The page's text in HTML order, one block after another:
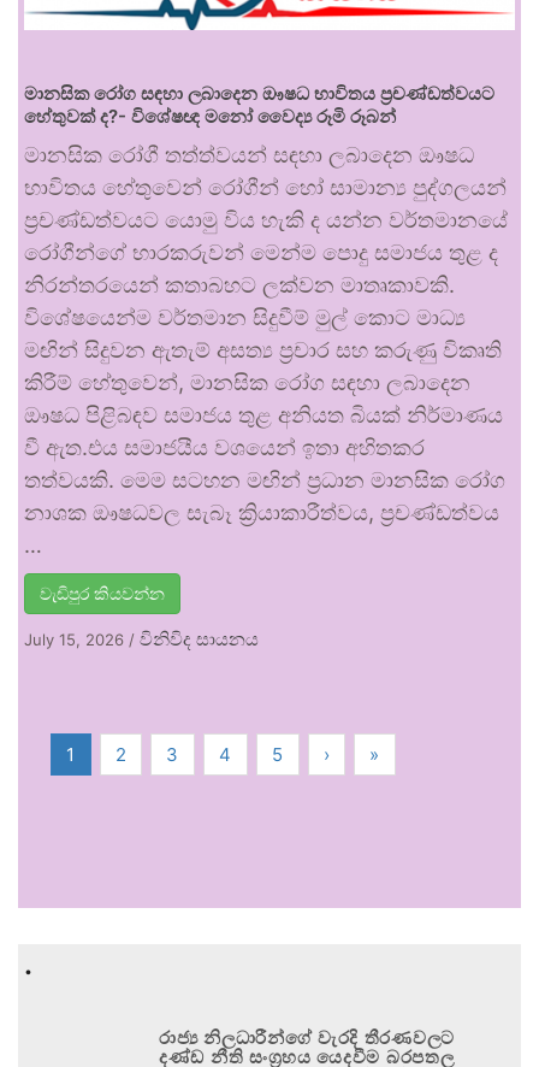
මානසික රෝග සඳහා ලබාදෙන ඖෂධ භාවිතය ප්‍රචණ්ඩත්වයට
හේතුවක් ද?- විශේෂඥ මනෝ වෛද්‍ය රූමි රූබන්
මානසික රෝගී තත්ත්වයන් සඳහා ලබාදෙන ඖෂධ
භාවිතය හේතුවෙන් රෝගීන් හෝ සාමාන්‍ය පුද්ගලයන්
ප්‍රචණ්ඩත්වයට යොමු විය හැකි ද යන්න වර්තමානයේ
රෝගීන්ගේ භාරකරුවන් මෙන්ම පොදු සමාජය තුළ ද
නිරන්තරයෙන් කතාබහට ලක්වන මාතෘකාවකි.
විශේෂයෙන්ම වර්තමාන සිදුවීම් මුල් කොට මාධ්‍ය
මඟින් සිදුවන ඇතැම් අසත්‍ය ප්‍රචාර සහ කරුණු විකෘති
කිරීම් හේතුවෙන්, මානසික රෝග සඳහා ලබාදෙන
ඖෂධ පිළිබඳව සමාජය තුළ අනියත බියක් නිර්මාණය
වී ඇත.එය සමාජයීය වශයෙන් ඉතා අහිතකර
තත්වයකි. මෙම සටහන මඟින් ප්‍රධාන මානසික රෝග
නාශක ඖෂධවල සැබෑ ක්‍රියාකාරීත්වය, ප්‍රචණ්ඩත්වය
…
වැඩිපුර කියවන්න
July 15, 2026 / විනිවිද සායනය
1 2 3 4 5 › »
.
රාජ්‍ය නිලධාරීන්ගේ වැරදි තීරණවලට
දණ්ඩ නීති සංග්‍රහය යෙදවීම බරපතල